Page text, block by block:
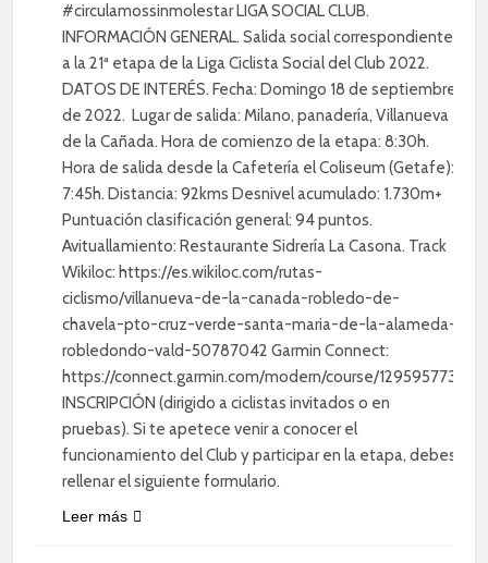
#circulamossinmolestar LIGA SOCIAL CLUB.
INFORMACIÓN GENERAL. Salida social correspondiente
a la 21ª etapa de la Liga Ciclista Social del Club 2022.
DATOS DE INTERÉS. Fecha: Domingo 18 de septiembre
de 2022. Lugar de salida: Milano, panadería, Villanueva
de la Cañada. Hora de comienzo de la etapa: 8:30h.
Hora de salida desde la Cafetería el Coliseum (Getafe):
7:45h. Distancia: 92kms Desnivel acumulado: 1.730m+
Puntuación clasificación general: 94 puntos.
Avituallamiento: Restaurante Sidrería La Casona. Track
Wikiloc: https://es.wikiloc.com/rutas-
ciclismo/villanueva-de-la-canada-robledo-de-
chavela-pto-cruz-verde-santa-maria-de-la-alameda-
robledondo-vald-50787042 Garmin Connect:
https://connect.garmin.com/modern/course/129595773
INSCRIPCIÓN (dirigido a ciclistas invitados o en
pruebas). Si te apetece venir a conocer el
funcionamiento del Club y participar en la etapa, debes
rellenar el siguiente formulario.
Leer más